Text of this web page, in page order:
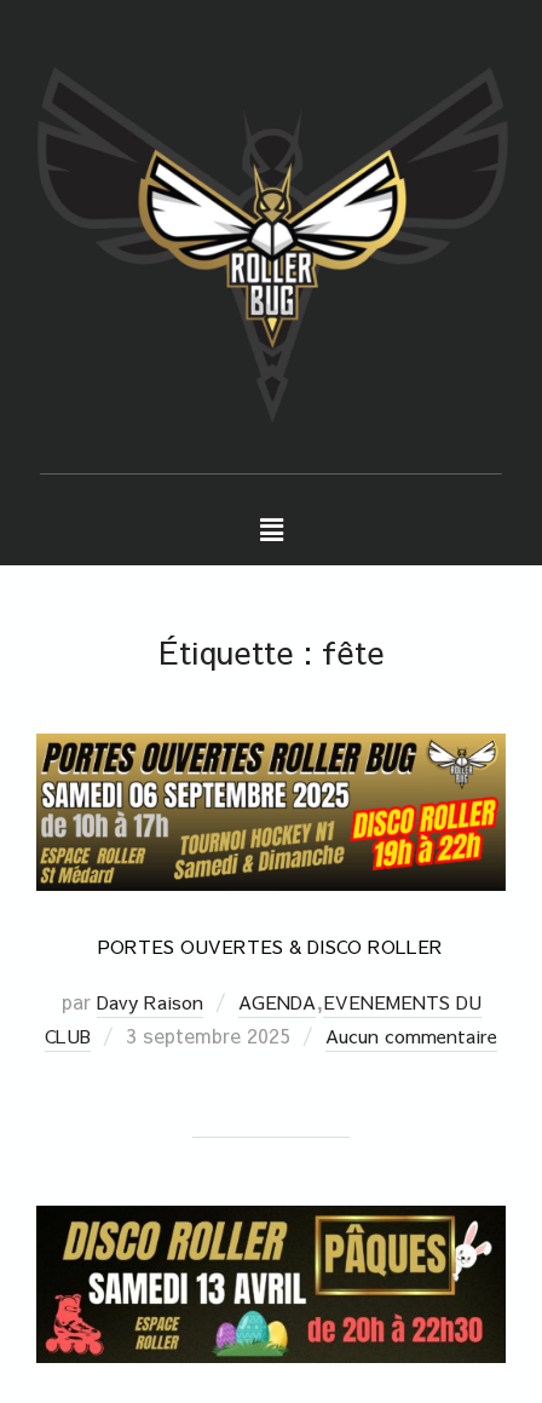
Étiquette : fête
PORTES OUVERTES & DISCO ROLLER
par Davy Raison AGENDA,EVENEMENTS DU
CLUB
3 septembre 2025 Aucun commentaire